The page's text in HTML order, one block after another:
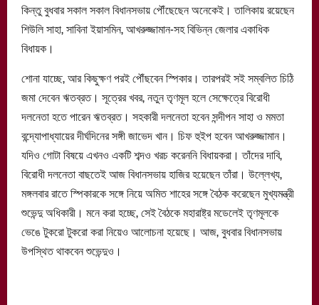
কিন্তু বুধবার সকাল সকাল বিধানসভায় পৌঁছেছেন অনেকেই। তালিকায় রয়েছেন
শিউলি সাহা, সাবিনা ইয়াসমিন, আখরুজ্জামান-সহ বিভিন্ন জেলার একাধিক
বিধায়ক।
শোনা যাচ্ছে, আর কিছুক্ষণ পরই পৌঁছবেন স্পিকার। তারপরই সই সম্বলিত চিঠি
জমা দেবেন ঋতব্রত। সূত্রের খবর, নতুন তৃণমূল হলে সেক্ষেত্রে বিরোধী
দলনেতা হতে পারেন ঋতব্রত। সহকারী দলনেতা হবেন সন্দীপন সাহা ও মমতা
বন্দ্যোপাধ্যায়ের দীর্ঘদিনের সঙ্গী জাভেদ খান। চিফ হুইপ হবেন আখরুজ্জামান।
যদিও গোটা বিষয়ে এখনও একটি শব্দও খরচ করেননি বিধায়করা। তাঁদের দাবি,
বিরোধী দলনেতা বাছতেই আজ বিধানসভায় হাজির হয়েছেন তাঁরা। উল্লেখ্য,
মঙ্গলবার রাতে স্পিকারকে সঙ্গে নিয়ে অমিত শাহের সঙ্গে বৈঠক করেছেন মুখ্যমন্ত্রী
শুভেন্দু অধিকারী। মনে করা হচ্ছে, সেই বৈঠকে মহারাষ্ট্র মডেলেই তৃণমূলকে
ভেঙে টুকরো টুকরো করা নিয়েও আলোচনা হয়েছে। আজ, বুধবার বিধানসভায়
উপস্থিত থাকবেন শুভেন্দুও।